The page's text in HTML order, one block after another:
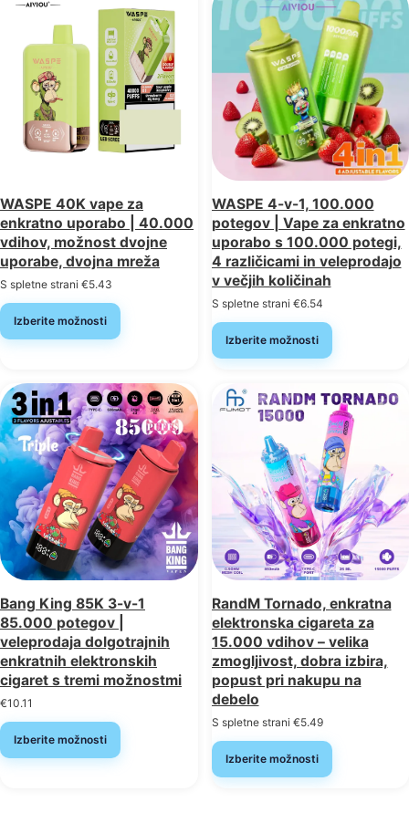
WASPE 40K vape za
enkratno uporabo | 40.000
vdihov, možnost dvojne
uporabe, dvojna mreža
S spletne strani €5.43
Izberite možnosti
WASPE 4-v-1, 100.000
potegov | Vape za enkratno
uporabo s 100.000 potegi,
4 različicami in veleprodajo
v večjih količinah
S spletne strani €6.54
Izberite možnosti
Bang King 85K 3-v-1
85.000 potegov |
veleprodaja dolgotrajnih
enkratnih elektronskih
cigaret s tremi možnostmi
€10.11
Izberite možnosti
RandM Tornado, enkratna
elektronska cigareta za
15.000 vdihov – velika
zmogljivost, dobra izbira,
popust pri nakupu na
debelo
S spletne strani €5.49
Izberite možnosti